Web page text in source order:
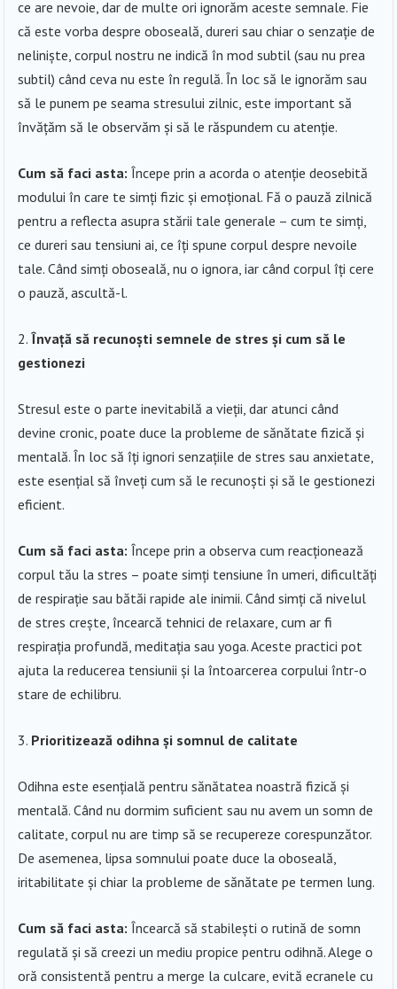
ce are nevoie, dar de multe ori ignorăm aceste semnale. Fie
că este vorba despre oboseală, dureri sau chiar o senzație de
neliniște, corpul nostru ne indică în mod subtil (sau nu prea
subtil) când ceva nu este în regulă. În loc să le ignorăm sau
să le punem pe seama stresului zilnic, este important să
învățăm să le observăm și să le răspundem cu atenție.
Cum să faci asta: Începe prin a acorda o atenție deosebită
modului în care te simți fizic și emoțional. Fă o pauză zilnică
pentru a reflecta asupra stării tale generale – cum te simți,
ce dureri sau tensiuni ai, ce îți spune corpul despre nevoile
tale. Când simți oboseală, nu o ignora, iar când corpul îți cere
o pauză, ascultă-l.
Învață să recunoști semnele de stres și cum să le
gestionezi
Stresul este o parte inevitabilă a vieții, dar atunci când
devine cronic, poate duce la probleme de sănătate fizică și
mentală. În loc să îți ignori senzațiile de stres sau anxietate,
este esențial să înveți cum să le recunoști și să le gestionezi
eficient.
Cum să faci asta: Începe prin a observa cum reacționează
corpul tău la stres – poate simți tensiune în umeri, dificultăți
de respirație sau bătăi rapide ale inimii. Când simți că nivelul
de stres crește, încearcă tehnici de relaxare, cum ar fi
respirația profundă, meditația sau yoga. Aceste practici pot
ajuta la reducerea tensiunii și la întoarcerea corpului într-o
stare de echilibru.
Prioritizează odihna și somnul de calitate
Odihna este esențială pentru sănătatea noastră fizică și
mentală. Când nu dormim suficient sau nu avem un somn de
calitate, corpul nu are timp să se recupereze corespunzător.
De asemenea, lipsa somnului poate duce la oboseală,
iritabilitate și chiar la probleme de sănătate pe termen lung.
Cum să faci asta: Încearcă să stabilești o rutină de somn
regulată și să creezi un mediu propice pentru odihnă. Alege o
oră consistentă pentru a merge la culcare, evită ecranele cu